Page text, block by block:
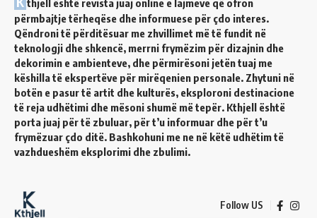
thjell është revista juaj online e lajmeve që ofron
përmbajtje tërheqëse dhe informuese për çdo interes.
Qëndroni të përditësuar me zhvillimet më të fundit në
teknologji dhe shkencë, merrni frymëzim për dizajnin dhe
dekorimin e ambienteve, dhe përmirësoni jetën tuaj me
këshilla të ekspertëve për mirëqenien personale. Zhytuni në
botën e pasur të artit dhe kulturës, eksploroni destinacione
të reja udhëtimi dhe mësoni shumë më tepër. Kthjell është
porta juaj për të zbuluar, për t’u informuar dhe për t’u
frymëzuar çdo ditë. Bashkohuni me ne në këtë udhëtim të
vazhdueshëm eksplorimi dhe zbulimi.
Follow US